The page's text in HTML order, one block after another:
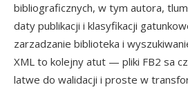
bibliograficznych, w tym autora,
daty publikacji i klasyfikacji
zarzadzanie biblioteka i
XML to kolejny atut — pliki FB2 sa
latwe do walidacji i proste w